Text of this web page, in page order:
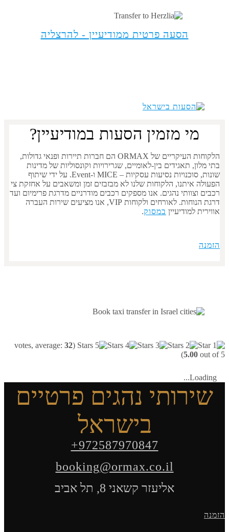
הסעה פרטית ממודיעיין - להרצליה
מי מזמין הסעות במודיעיין?
הלקוחות העיקריים של ORMAX הם חברות תיירות ופנאי גדולות,
בתי מלון, תאגידים בין-לאומיים, שגרירויות וקונסוליות של מדינות
שונות, סוכנויות נסיעות עסקיות – MICE ו-Event. על ידי שיתוף
הפעולה איתנו, הלקוחות שלנו לא מבזבזים זמן ומשאבים על אחזקת צי
רכבים וצוותי נהגים. אנו מספקים רכבים מודרניים מדרגת פרימיום ועד
דרגת הנוחות. לאורחים ולקוחות VIP, אנו מציעים שירות העברה
אווירית למודיעיין במסוק.
הזמנה
(
32
5.00 out of 5)
Loading...
שירותי נהגים פרטיים
בישראל
+972587970847
booking@ormax.co.il
אליעזר קשאני 8, תל אביב
הזמנה